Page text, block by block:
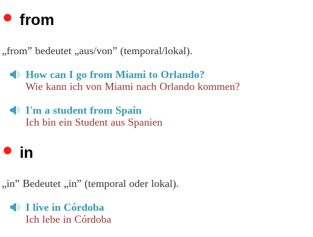
from
„from” bedeutet „aus/von” (temporal/lokal).
How can I go from Miami to Orlando?
Wie kann ich von Miami nach Orlando kommen?
I'm a student from Spain
Ich bin ein Student aus Spanien
in
„in” Bedeutet „in” (temporal oder lokal).
I live in Córdoba
Ich lebe in Córdoba